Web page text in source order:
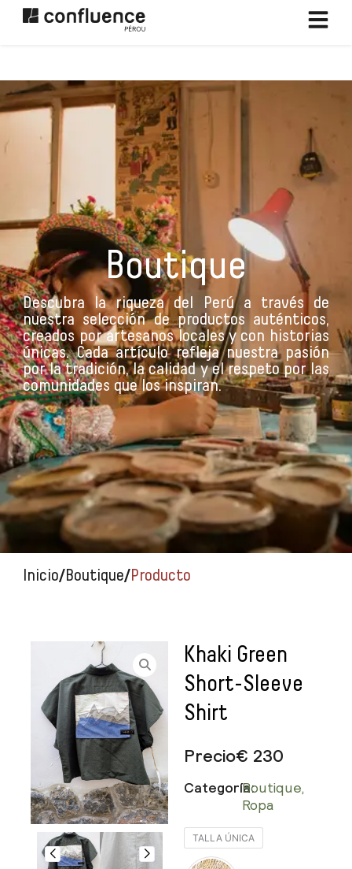
Boutique
Descubra la riqueza del Perú a través de
nuestra selección de productos auténticos,
creados por artesanos locales y con historias
únicas. Cada artículo refleja nuestra pasión
por la tradición, la calidad y el respeto por las
comunidades que los inspiran.
Inicio/Boutique/Producto
Khaki Green
Short-Sleeve
Shirt
Precio€ 230
Categoría:Boutique,
Ropa
TALLA ÚNICA
Khaki
Green
Short-